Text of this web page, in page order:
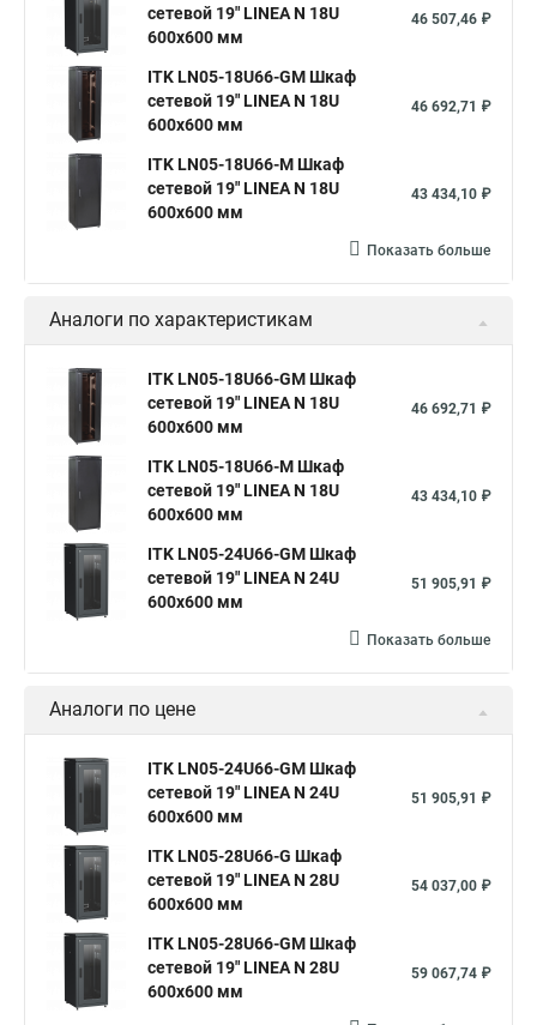
сетевой 19" LINEA N 18U
600х600 мм
46 507,46 ₽
ITK LN05-18U66-GM Шкаф
сетевой 19" LINEA N 18U
600х600 мм
46 692,71 ₽
ITK LN05-18U66-M Шкаф
сетевой 19" LINEA N 18U
600х600 мм
43 434,10 ₽
Показать больше
Аналоги по характеристикам
ITK LN05-18U66-GM Шкаф
сетевой 19" LINEA N 18U
600х600 мм
46 692,71 ₽
ITK LN05-18U66-M Шкаф
сетевой 19" LINEA N 18U
600х600 мм
43 434,10 ₽
ITK LN05-24U66-GM Шкаф
сетевой 19" LINEA N 24U
600х600 мм
51 905,91 ₽
Показать больше
Аналоги по цене
ITK LN05-24U66-GM Шкаф
сетевой 19" LINEA N 24U
600х600 мм
51 905,91 ₽
ITK LN05-28U66-G Шкаф
сетевой 19" LINEA N 28U
600х600 мм
54 037,00 ₽
ITK LN05-28U66-GM Шкаф
сетевой 19" LINEA N 28U
600х600 мм
59 067,74 ₽